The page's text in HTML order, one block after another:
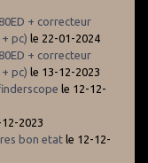
+ correcteur
pc) le 22-01-2024
+ correcteur
pc) le 13-12-2023
le 12-12-
2023
bon etat le 12-12-